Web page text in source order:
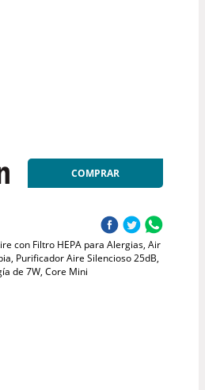
COMPRAR
con Filtro HEPA para Alergias, Air
Purificador Aire Silencioso 25dB,
de 7W, Core Mini